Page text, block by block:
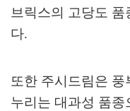
브릭스의 고당도
다.
또한 주시드림은 풍
누리는 대과성 품종